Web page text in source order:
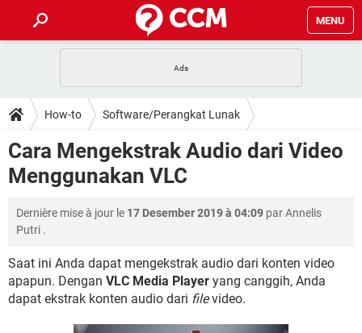
MENU
APLIKASI NONTON FILM & SERI RESET GMAIL
BUAT AKUN TIKTOK APLIKASI VIDEO-CALL
HOW-TO
SAFE MODE ANDROID RESET CLASH OF CLANS
KODE RAHASIA NETFLIX
DOWNLOAD
ADOBE PREMIERE PRO
FORUM
Lupa Password Gmail WiFi Tidak Berfungsi
ENSIKLOPEDIA
Front Office dan Back Office OOP - Data Enkapsulasi
Jenis-jenis Network atau Jaringan
How-to Software/Perangkat Lunak
Cara Mengekstrak Audio dari Video
Menggunakan VLC
Dernière mise à jour le 17 Desember 2019 à 04:09 parAnnelis
Putri .
Saat ini Anda dapat mengekstrak audio dari konten video
apapun. Dengan VLC Media Player yang canggih, Anda
dapat ekstrak konten audio dari filevideo.